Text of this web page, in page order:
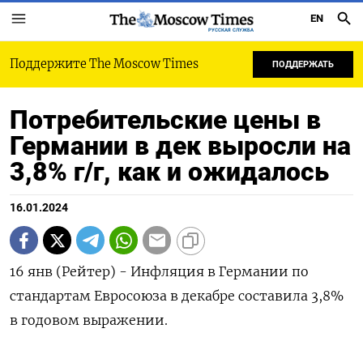
РУССКАЯ СЛУЖБА
EN
Поддержите The Moscow Times ПОДДЕРЖАТЬ
Потребительские цены в
Германии в дек выросли на
3,8% г/г, как и ожидалось
16.01.2024
16 янв (Рейтер) - Инфляция в Германии по
стандартам Евросоюза в декабре составила 3,8%
в годовом выражении.